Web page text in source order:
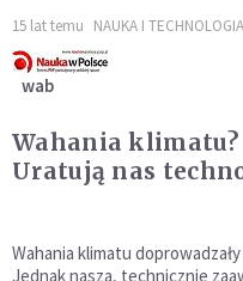
15 lat temu NAUKA I TECHNOLOGIA
wab
Wahania klimatu?
Uratują nas
Wahania klimatu
Jednak nasza, technicznie